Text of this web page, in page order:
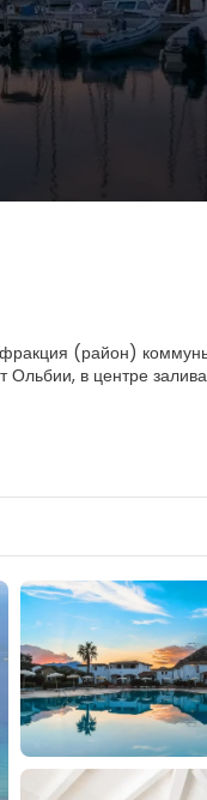
(район)
Ольбии, в центре